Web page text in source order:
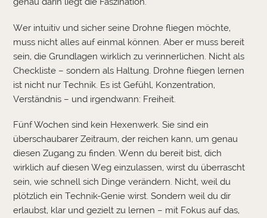
Wer intuitiv und sicher seine Drohne fliegen möchte,
muss nicht alles auf einmal können. Aber er muss bereit
sein, die Grundlagen wirklich zu verinnerlichen. Nicht als
Checkliste – sondern als Haltung. Drohne fliegen lernen
ist nicht nur Technik. Es ist Gefühl, Konzentration,
Verständnis – und irgendwann: Freiheit.
Fünf Wochen sind kein Hexenwerk. Sie sind ein
überschaubarer Zeitraum, der reichen kann, um genau
diesen Zugang zu finden. Wenn du bereit bist, dich
wirklich auf diesen Weg einzulassen, wirst du überrascht
sein, wie schnell sich Dinge verändern. Nicht, weil du
plötzlich ein Technik-Genie wirst. Sondern weil du dir
erlaubst, klar und gezielt zu lernen – mit Fokus auf das,